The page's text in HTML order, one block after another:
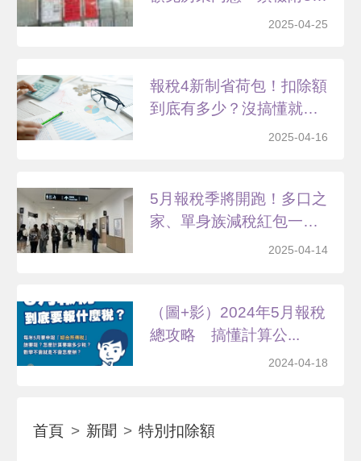
2025-04-25
報稅4新制省荷包！扣除額
到底有多少？沒搞懂就
2025-04-16
5月報稅季將開跑！多口之
家、單身族減稅紅包一
2025-04-14
（圖+影）2024年5月報稅
總攻略 搞懂計算公...
2024-04-18
首頁 新聞 特別扣除額